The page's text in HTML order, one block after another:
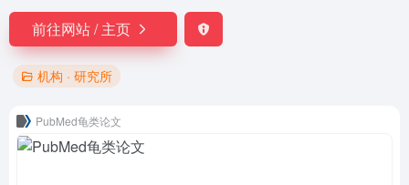
前往网站 / 主页
机构 · 研究所
PubMed龟类论文